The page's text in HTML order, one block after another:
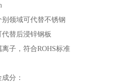
领域可代替不锈钢
替后浸锌钢板
子，符合ROHS标准
分：